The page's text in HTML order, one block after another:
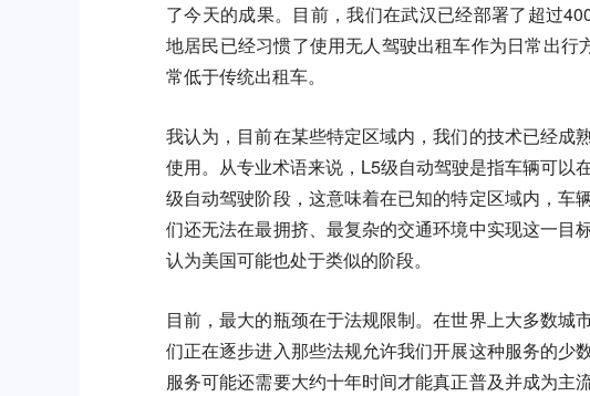
了今天的成果。目前，我们在武汉已经部署了超过
地居民已经习惯了使用无人驾驶出租车作为日常出行
常低于传统出租车。
我认为，目前在某些特定区域内，我们的技术已经成
使用。从专业术语来说，L5级自动驾驶是指车辆可以
级自动驾驶阶段，这意味着在已知的特定区域内，车
们还无法在最拥挤、最复杂的交通环境中实现这一目
认为美国可能也处于类似的阶段。
目前，最大的瓶颈在于法规限制。在世界上大多数
们正在逐步进入那些法规允许我们开展这种服务的少
服务可能还需要大约十年时间才能真正普及并成为